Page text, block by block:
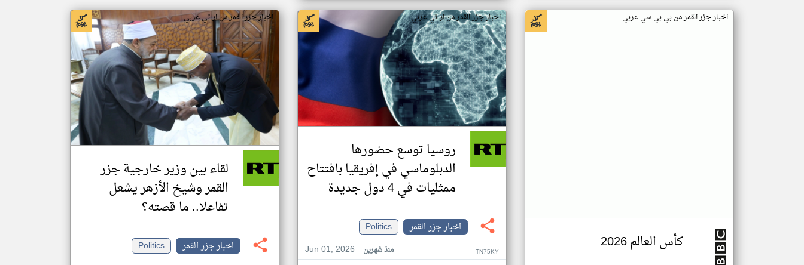
اخبار جزر القمر من بي بي سي عربي
كأس العالم 2026
اخبار جزر القمر من ار تي عربي
روسيا توسع حضورها
الدبلوماسي في إفريقيا بافتتاح
ممثليات في 4 دول جديدة
اخبار جزر القمر
Politics
Jun 01, 2026
منذ شهرين TN75KY
اخبار جزر القمر من ار تي عربي
لقاء بين وزير خارجية جزر
القمر وشيخ الأزهر يشعل
تفاعلا.. ما قصته؟
اخبار جزر القمر
Politics